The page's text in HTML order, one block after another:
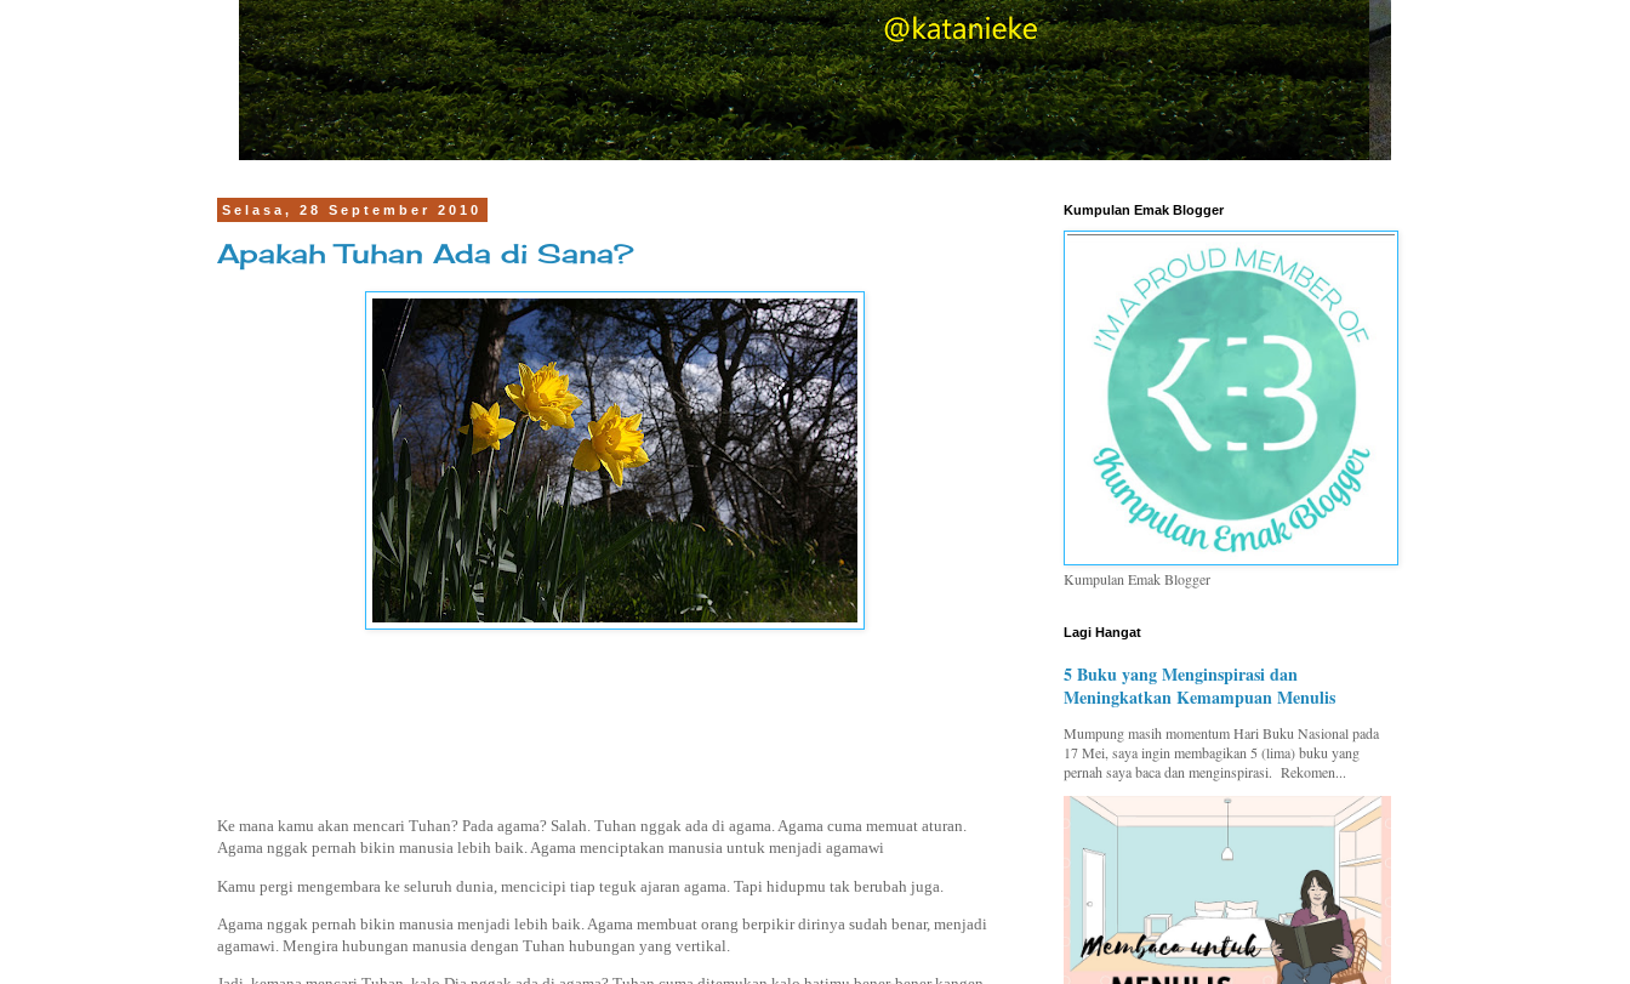
Selasa, 28 September 2010
Apakah Tuhan Ada di Sana?
Ke mana kamu akan mencari Tuhan? Pada agama? Salah. Tuhan nggak ada di agama. Agama cuma memuat aturan.
Agama nggak pernah bikin manusia lebih baik. Agama menciptakan manusia untuk menjadi agamawi
Kamu pergi mengembara ke seluruh dunia, mencicipi tiap teguk ajaran agama. Tapi hidupmu tak berubah juga.
Agama nggak pernah bikin manusia menjadi lebih baik. Agama membuat orang berpikir dirinya sudah benar, menjadi
agamawi. Mengira hubungan manusia dengan Tuhan hubungan yang vertikal.
Kumpulan Emak Blogger
Kumpulan Emak Blogger
Lagi Hangat
5 Buku yang Menginspirasi dan
Meningkatkan Kemampuan Menulis
Mumpung masih momentum Hari Buku Nasional pada
17 Mei, saya ingin membagikan 5 (lima) buku yang
pernah saya baca dan menginspirasi. Rekomen...